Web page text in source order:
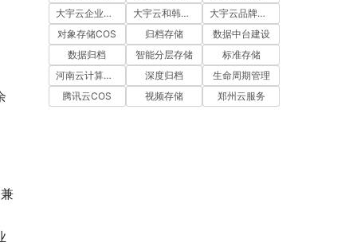
大宇云企业资质
大宇云和韩国大宇区别
大宇云品牌辨识
对象存储COS
归档存储
数据中台建设
数据归档
智能分层存储
标准存储
河南云计算公司
深度归档
生命周期管理
腾讯云COS
视频存储 郑州云服务